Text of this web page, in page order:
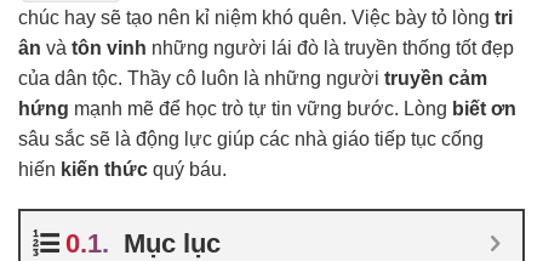
chúc hay sẽ tạo nên kỉ niệm khó quên. Việc bày tỏ lòng tri
ân và tôn vinh những người lái đò là truyền thống tốt đẹp
của dân tộc. Thầy cô luôn là những người truyền cảm
hứng mạnh mẽ để học trò tự tin vững bước. Lòng biết ơn
sâu sắc sẽ là động lực giúp các nhà giáo tiếp tục cống
hiến kiến thức quý báu.
Mục lục